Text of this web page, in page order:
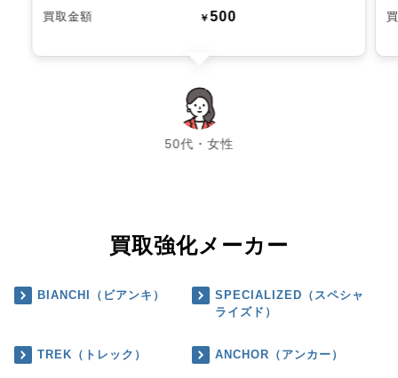
買取金額 ￥500
50代・女性
chevron_left chevron_right
買取強化メーカー
BIANCHI（ビアンキ）
SPECIALIZED（スペシャ
ライズド）
TREK（トレック） ANCHOR（アンカー）